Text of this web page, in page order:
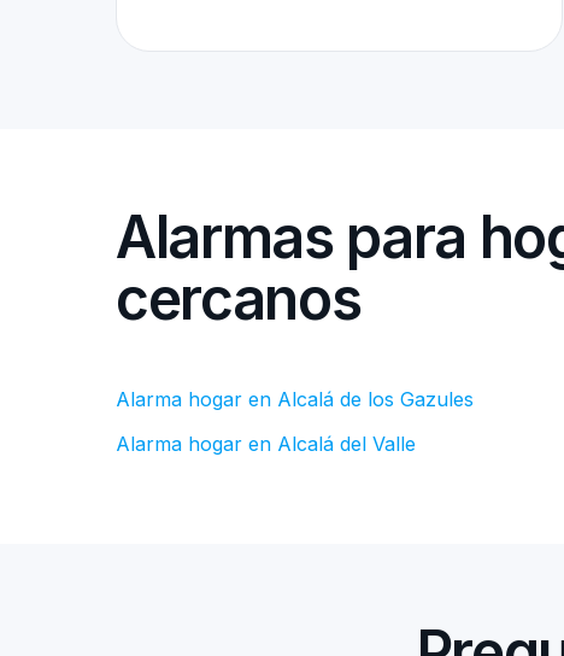
Alarmas para
cercanos
Alarma hogar en Alcalá de los Gazules
Alarma hogar en Alcalá del Valle